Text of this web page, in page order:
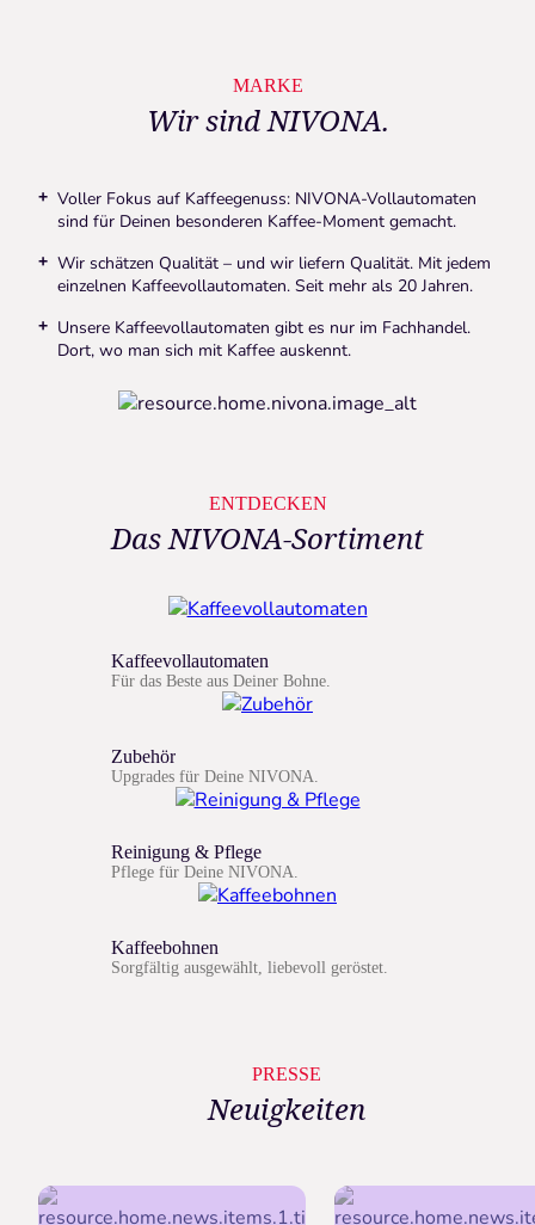
MARKE
Wir sind NIVONA.
Voller Fokus auf Kaffeegenuss: NIVONA-Vollautomaten
sind für Deinen besonderen Kaffee-Moment gemacht.
Wir schätzen Qualität – und wir liefern Qualität. Mit jedem
einzelnen Kaffeevollautomaten. Seit mehr als 20 Jahren.
Unsere Kaffeevollautomaten gibt es nur im Fachhandel.
Dort, wo man sich mit Kaffee auskennt.
ENTDECKEN
Das NIVONA-Sortiment
Kaffeevollautomaten
Für das Beste aus Deiner Bohne.
Zubehör
Upgrades für Deine NIVONA.
Reinigung & Pflege
Pflege für Deine NIVONA.
Kaffeebohnen
Sorgfältig ausgewählt, liebevoll geröstet.
PRESSE
Neuigkeiten